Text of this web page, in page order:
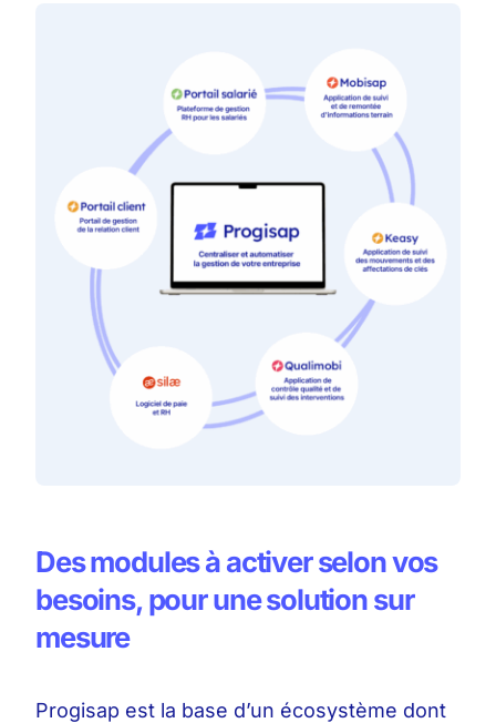
Des modules à activer selon vos
besoins, pour une solution sur
mesure
Progisap est la base d’un écosystème dont